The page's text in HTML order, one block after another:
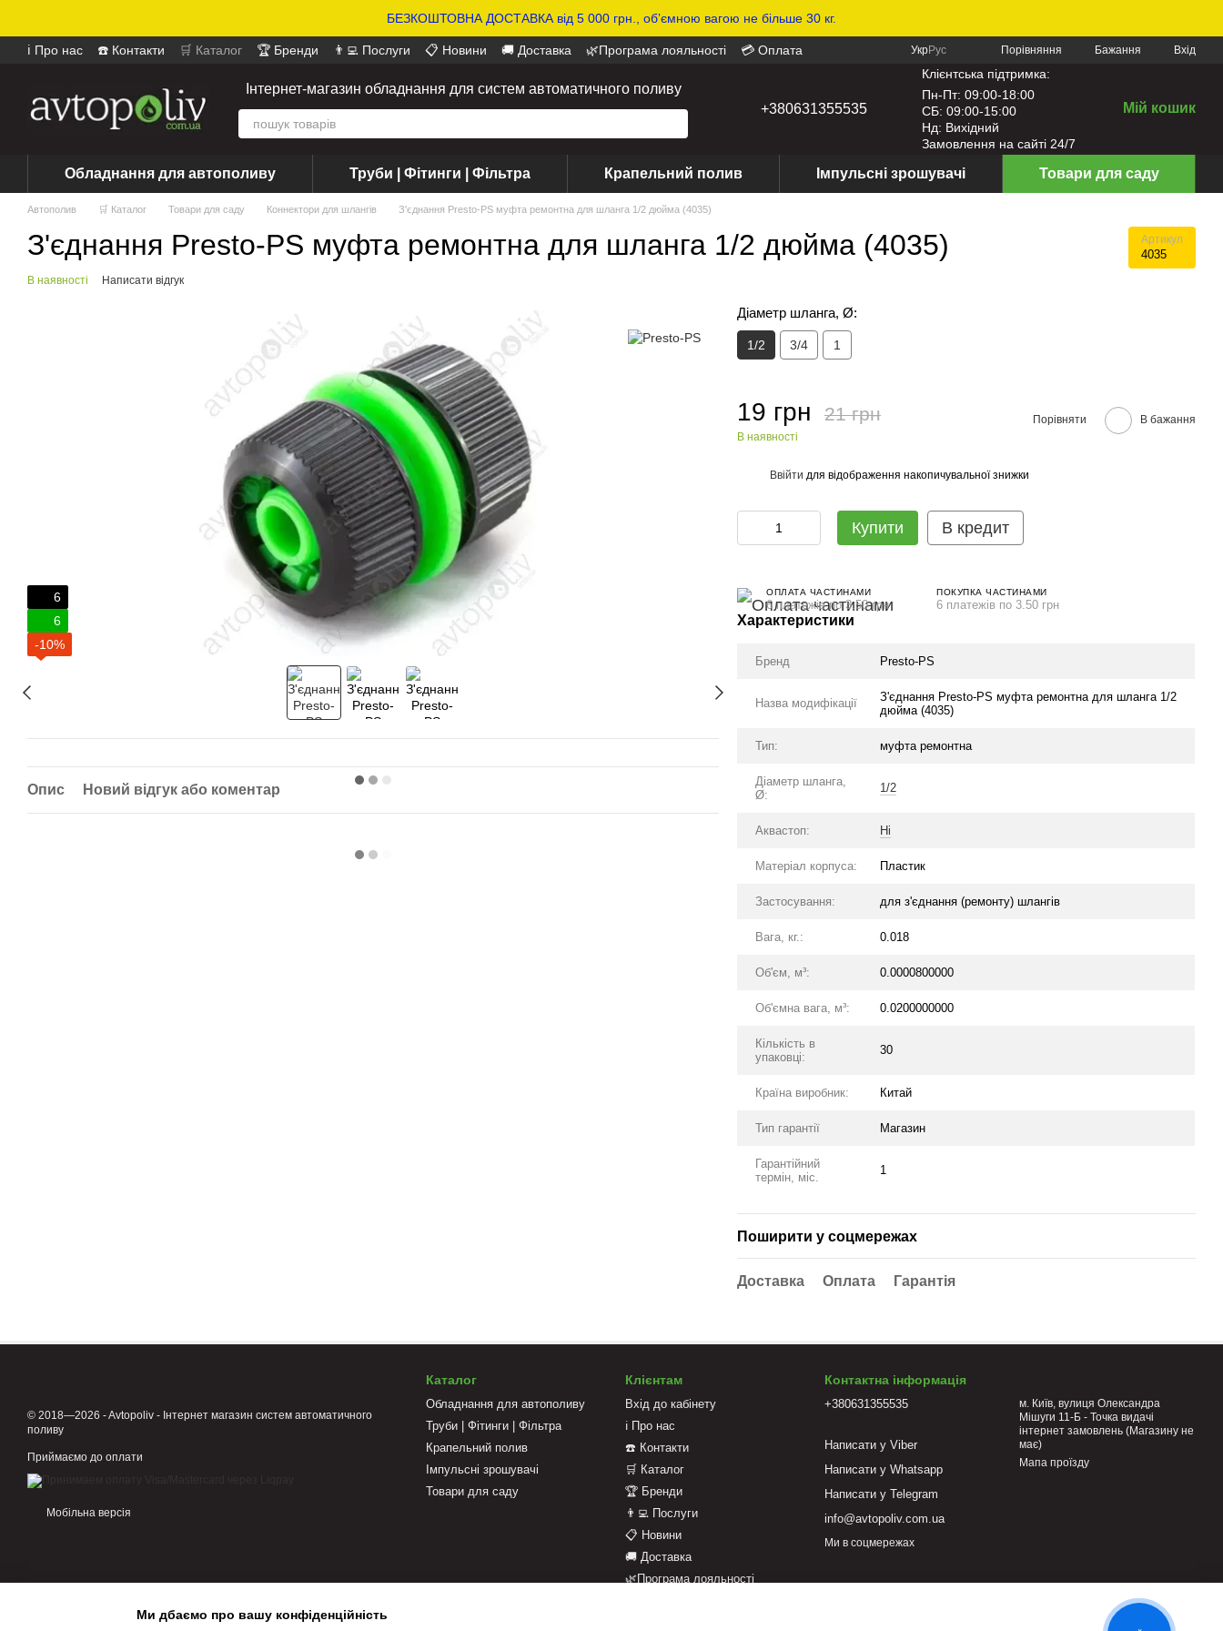
БЕЗКОШТОВНА ДОСТАВКА від 5 000 грн., обʼємною вагою не більше 30 кг.
ℹ️ Про нас ☎️ Контакти 🛒 Каталог 🏆 Бренди 👨‍💻 Послуги 📋 Новини 🚚 Доставка 🌿Програма лояльності
💳 Оплата
УкрРус Порівняння Бажання Вхід
Інтернет-магазин обладнання для систем автоматичного поливу
+380631355535
Клієнтська підтримка:
Пн-Пт: 09:00-18:00
СБ: 09:00-15:00
Нд: Вихідний
Замовлення на сайті 24/7
Мій кошик
Обладнання для автополиву Труби | Фітинги | Фільтра Крапельний полив Імпульсні зрошувачі Товари для саду
Автополив 🛒 Каталог Товари для саду Коннектори для шлангів З'єднання Presto-PS муфта ремонтна для шланга 1/2 дюйма (4035)
З'єднання Presto-PS муфта ремонтна для шланга 1/2 дюйма (4035) Артикул
4035
В наявності Написати відгук
6
6
-10%
Опис Новий відгук або коментар
Діаметр шланга, Ø:
1/2 3/4 1
19 грн 21 грн
В наявності
Порівняти В бажання
Ввійти для відображення накопичувальної знижки
Купити В кредит
ОПЛАТА ЧАСТИНАМИ
6 платежів по 3.50 грн
ПОКУПКА ЧАСТИНАМИ
6 платежів по 3.50 грн
Характеристики
Бренд Presto-PS
Назва модифікації
З'єднання Presto-PS муфта ремонтна для шланга 1/2
дюйма (4035)
Тип: муфта ремонтна
Діаметр шланга,
Ø:
1/2
Аквастоп: Ні
Матеріал корпуса: Пластик
Застосування: для з'єднання (ремонту) шлангів
Вага, кг.: 0.018
Об'єм, м³: 0.0000800000
Об'ємна вага, м³: 0.0200000000
Кількість в
упаковці:
30
Країна виробник: Китай
Тип гарантії Магазин
Гарантійний
термін, міс.
1
Поширити у соцмережах
Доставка Оплата Гарантія
© 2018—2026 - Avtopoliv - Інтернет магазин систем автоматичного
поливу
Приймаємо до оплати
Мобільна версія
Каталог
Обладнання для автополиву
Труби | Фітинги | Фільтра
Крапельний полив
Імпульсні зрошувачі
Товари для саду
Клієнтам
Вхід до кабінету
ℹ️ Про нас
☎️ Контакти
🛒 Каталог
🏆 Бренди
👨‍💻 Послуги
📋 Новини
🚚 Доставка
🌿Програма лояльності
Контактна інформація
+380631355535
Написати у Viber
Написати у Whatsapp
Написати у Telegram
info@avtopoliv.com.ua
м. Київ, вулиця Олександра
Мішуги 11-Б - Точка видачі
інтернет замовлень (Магазину не
має)
Мапа проїзду
Ми в соцмережах
Ми дбаємо про вашу конфіденційність